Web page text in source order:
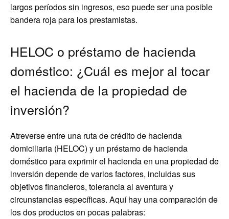
largos períodos sin ingresos, eso puede ser una posible
bandera roja para los prestamistas.
HELOC o préstamo de hacienda
doméstico: ¿Cuál es mejor al tocar
el hacienda de la propiedad de
inversión?
Atreverse entre una ruta de crédito de hacienda
domiciliaria (HELOC) y un préstamo de hacienda
doméstico para exprimir el hacienda en una propiedad de
inversión depende de varios factores, incluidas sus
objetivos financieros, tolerancia al aventura y
circunstancias específicas. Aquí hay una comparación de
los dos productos en pocas palabras: